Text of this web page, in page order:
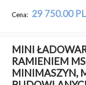
Cena: 29 750.00
MINI
RAMIENIEM
MINIMASZYN,